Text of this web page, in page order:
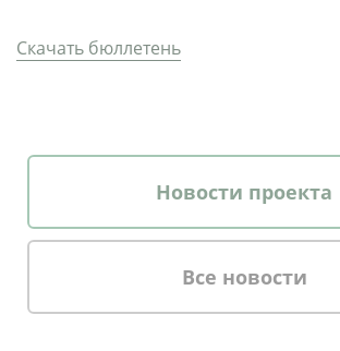
Скачать бюллетень
Новости проекта
Все новости